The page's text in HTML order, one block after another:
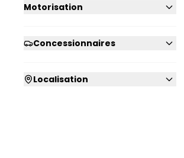
Motorisation
Concessionnaires
Localisation